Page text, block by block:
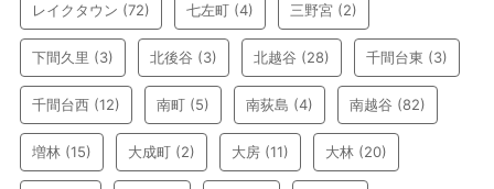
レイクタウン (72) 七左町 (4) 三野宮 (2)
下間久里 (3) 北後谷 (3) 北越谷 (28) 千間台東 (3)
千間台西 (12) 南町 (5) 南荻島 (4) 南越谷 (82)
増林 (15) 大成町 (2) 大房 (11) 大林 (20)